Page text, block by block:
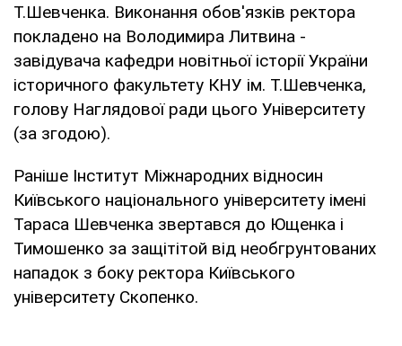
Т.Шевченка. Виконання обов'язків ректора
покладено на Володимира Литвина -
завідувача кафедри новітньої історії України
історичного факультету КНУ ім. Т.Шевченка,
голову Наглядової ради цього Університету
(за згодою).
Раніше Інститут Міжнародних відносин
Київського національного університету імені
Тараса Шевченка звертався до Ющенка і
Тимошенко за защітітой від необгрунтованих
нападок з боку ректора Київського
університету Скопенко.